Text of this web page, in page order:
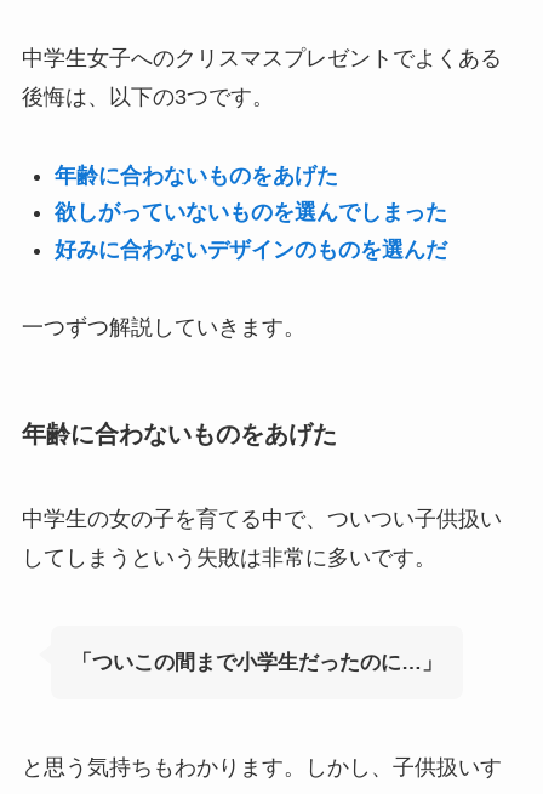
中学生女子へのクリスマスプレゼントでよくある
後悔は、以下の3つです。
年齢に合わないものをあげた
欲しがっていないものを選んでしまった
好みに合わないデザインのものを選んだ
一つずつ解説していきます。
年齢に合わないものをあげた
中学生の女の子を育てる中で、ついつい子供扱い
してしまうという失敗は非常に多いです。
「ついこの間まで小学生だったのに…」
と思う気持ちもわかります。しかし、子供扱いす